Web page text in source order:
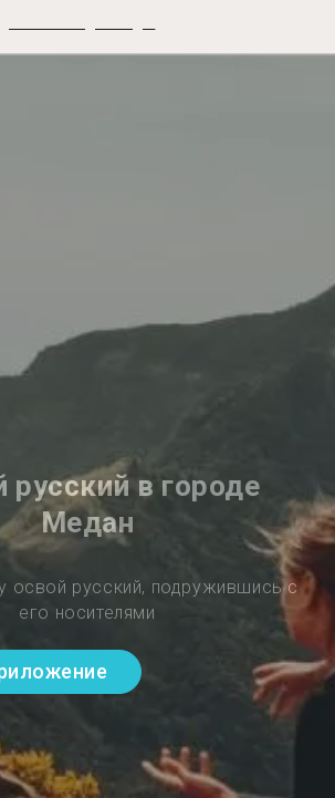
русский в городе
Медан
освой русский, подружившись с
его носителями